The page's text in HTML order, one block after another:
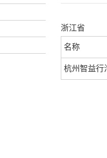
浙江省
名称
杭州智益行